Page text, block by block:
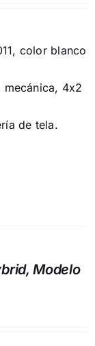
color blanco
4x2
de tela.
Modelo